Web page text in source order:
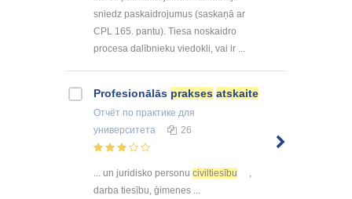
sniedz paskaidrojumus (saskaņā ar
CPL 165. pantu). Tiesa noskaidro
procesa dalībnieku viedokli, vai ir ...
Profesionālās prakses atskaite
Отчёт по практике для
университета
26
... un juridisko personu civiltiesību
,
darba tiesību, ģimenes ...